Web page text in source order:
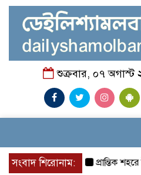
শুক্রবার, ০৭ অগাস্ট
সংবাদ শিরোনাম: প্রান্তিক শহরে